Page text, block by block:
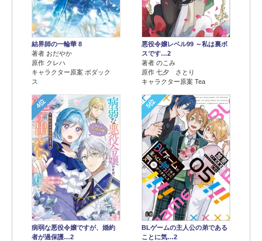
結界師の一輪華 8
著者 おだやか
原作 クレハ
キャラクター原案 ボダック
ス
悪役令嬢レベル99 ～私は裏ボ
スです…2
著者 のこみ
原作 七夕 さとり
キャラクター原案 Tea
4位
病弱な悪役令嬢ですが、婚約
者が過保護…2
5位
BLゲームの主人公の弟である
ことに気…2